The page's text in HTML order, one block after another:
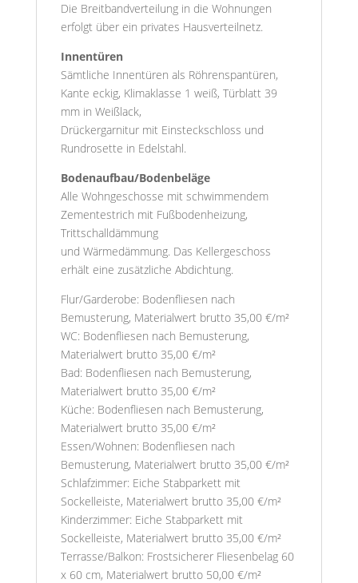
Die Breitbandverteilung in die Wohnungen
erfolgt über ein privates Hausverteilnetz.
Innentüren
Sämtliche Innentüren als Röhrenspantüren,
Kante eckig, Klimaklasse 1 weiß, Türblatt 39
mm in Weißlack,
Drückergarnitur mit Einsteckschloss und
Rundrosette in Edelstahl.
Bodenaufbau/Bodenbeläge
Alle Wohngeschosse mit schwimmendem
Zementestrich mit Fußbodenheizung,
Trittschalldämmung
und Wärmedämmung. Das Kellergeschoss
erhält eine zusätzliche Abdichtung.
Flur/Garderobe: Bodenfliesen nach
Bemusterung, Materialwert brutto 35,00 €/m²
WC: Bodenfliesen nach Bemusterung,
Materialwert brutto 35,00 €/m²
Bad: Bodenfliesen nach Bemusterung,
Materialwert brutto 35,00 €/m²
Küche: Bodenfliesen nach Bemusterung,
Materialwert brutto 35,00 €/m²
Essen/Wohnen: Bodenfliesen nach
Bemusterung, Materialwert brutto 35,00 €/m²
Schlafzimmer: Eiche Stabparkett mit
Sockelleiste, Materialwert brutto 35,00 €/m²
Kinderzimmer: Eiche Stabparkett mit
Sockelleiste, Materialwert brutto 35,00 €/m²
Terrasse/Balkon: Frostsicherer Fliesenbelag 60
x 60 cm, Materialwert brutto 50,00 €/m²